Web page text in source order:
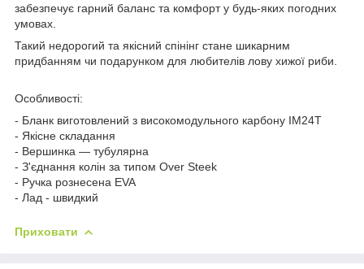
забезпечує гарний баланс та комфорт у будь-яких погодних
умовах.
Такий недорогий та якісний спінінг стане шикарним
придбанням чи подарунком для любителів лову хижої риби.
Особливості:
- Бланк виготовлений з високомодульного карбону IM24T
- Якісне складання
- Вершинка — тубулярна
- З'єднання колін за типом Over Steek
- Ручка рознесена EVA
- Лад - швидкий
Приховати